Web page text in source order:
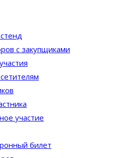
с закупщиками
участие
билет